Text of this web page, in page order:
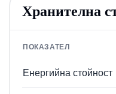
Хранителна
ПОКАЗАТЕЛ
Енергийна стойност